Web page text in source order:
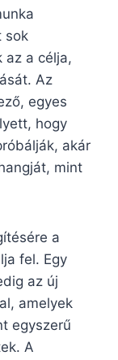
sok
az a célja,
Az
egyes
hogy
akár
mint
a
fel. Egy
az új
amelyek
egyszerű
A